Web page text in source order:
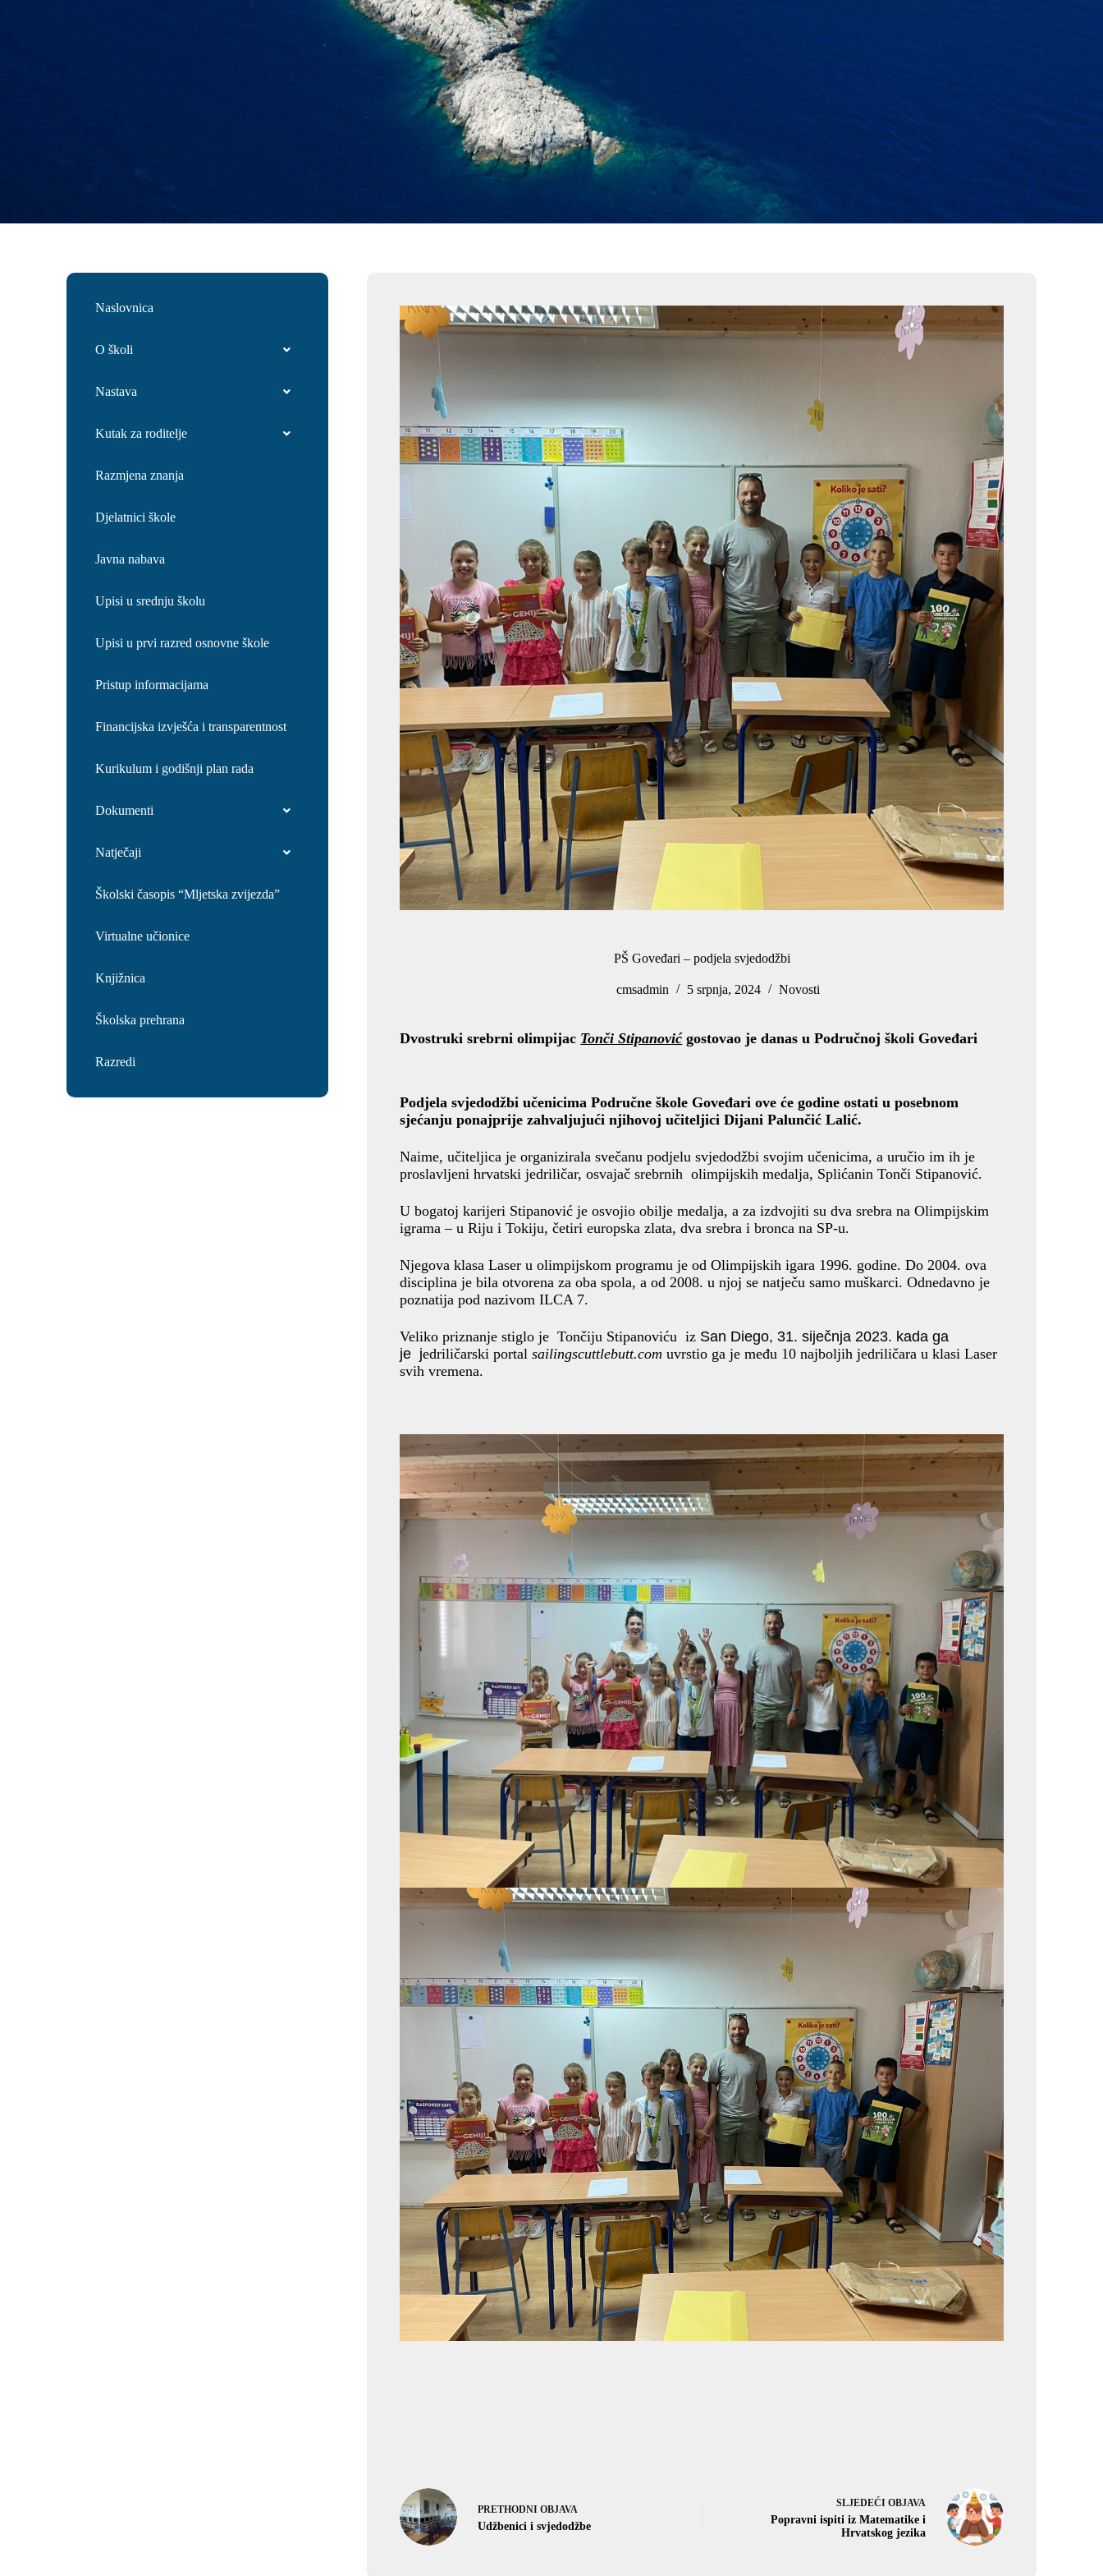
PŠ Goveđari – podjela svjedodžbi
cmsadmin 5 srpnja, 2024 Novosti
Dvostruki srebrni olimpijac Tonči Stipanovićgostovao je danas u Područnoj školi Goveđari
Podjela svjedodžbi učenicima Područne škole Goveđari ove će godine ostati u posebnom
sjećanju ponajprije zahvaljujući njihovoj učiteljici Dijani Palunčić Lalić.
Naime, učiteljica je organizirala svečanu podjelu svjedodžbi svojim učenicima, a uručio im ih je
proslavljeni hrvatski jedriličar, osvajač srebrnih olimpijskih medalja, Splićanin Tonči Stipanović.
U bogatoj karijeri Stipanović je osvojio obilje medalja, a za izdvojiti su dva srebra na Olimpijskim
igrama – u Riju i Tokiju, četiri europska zlata, dva srebra i bronca na SP-u.
Njegova klasa Laser u olimpijskom programu je od Olimpijskih igara 1996. godine. Do 2004. ova
disciplina je bila otvorena za oba spola, a od 2008. u njoj se natječu samo muškarci. Odnedavno je
poznatija pod nazivom ILCA 7.
Veliko priznanje stiglo je Tončiju Stipanoviću iz San Diego, 31. siječnja 2023. kada ga
je jedriličarski portalsailingscuttlebutt.comuvrstio ga je među 10 najboljih jedriličara u klasi Laser
svih vremena.
PRETHODNIOBJAVA
Udžbenici i svjedodžbe
SLJEDEĆIOBJAVA
Popravni ispiti iz Matematike i
Hrvatskog jezika
Naslovnica
O školi
Nastava
Kutak za roditelje
Razmjena znanja
Djelatnici škole
Javna nabava
Upisi u srednju školu
Upisi u prvi razred osnovne škole
Pristup informacijama
Financijska izvješća i transparentnost
Kurikulum i godišnji plan rada
Dokumenti
Natječaji
Školski časopis “Mljetska zvijezda”
Virtualne učionice
Knjižnica
Školska prehrana
Razredi